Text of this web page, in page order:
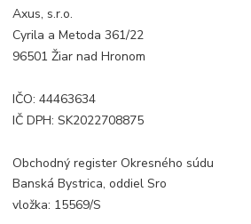
Axus, s.r.o.
Cyrila a Metoda 361/22
96501 Žiar nad Hronom
IČO: 44463634
IČ DPH: SK2022708875
Obchodný register Okresného súdu
Banská Bystrica, oddiel Sro
vložka: 15569/S